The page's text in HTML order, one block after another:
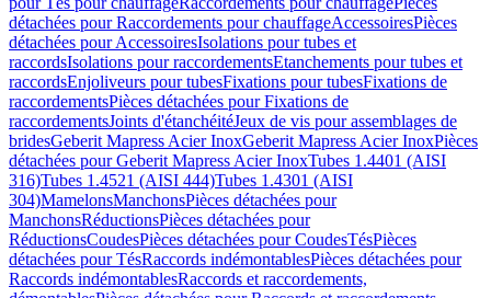
détachées pour Raccordements pour chauffageAccessoiresPièces
détachées pour AccessoiresIsolations pour tubes et
raccordsIsolations pour raccordementsEtanchements pour tubes et
raccordsEnjoliveurs pour tubesFixations pour tubesFixations de
raccordementsPièces détachées pour Fixations de
raccordementsJoints d'étanchéitéJeux de vis pour assemblages de
bridesGeberit Mapress Acier InoxGeberit Mapress Acier InoxPièces
détachées pour Geberit Mapress Acier InoxTubes 1.4401 (AISI
316)Tubes 1.4521 (AISI 444)Tubes 1.4301 (AISI
304)MamelonsManchonsPièces détachées pour
ManchonsRéductionsPièces détachées pour
RéductionsCoudesPièces détachées pour CoudesTésPièces
détachées pour TésRaccords indémontablesPièces détachées pour
Raccords indémontablesRaccords et raccordements,